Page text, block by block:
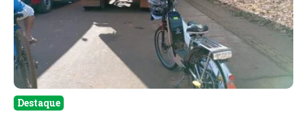
Destaque